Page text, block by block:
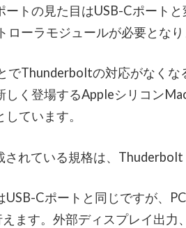
ートの見た目はUSB-Cポート
ーラモジュールが必要となり
でThunderboltの対応がなくな
しく登場するAppleシリコン
ています。
れている規格は、Thuderbolt
USB-Cポートと同じですが、
ます。外部ディスプレイ出力